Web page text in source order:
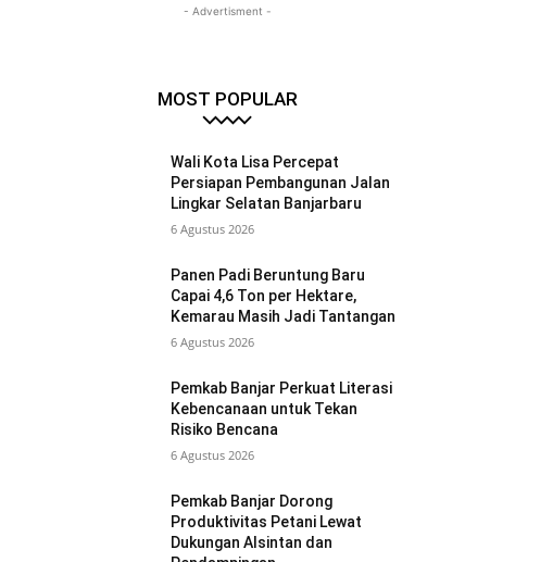
- Advertisment -
MOST POPULAR
Wali Kota Lisa Percepat
Persiapan Pembangunan Jalan
Lingkar Selatan Banjarbaru
6 Agustus 2026
Panen Padi Beruntung Baru
Capai 4,6 Ton per Hektare,
Kemarau Masih Jadi Tantangan
6 Agustus 2026
Pemkab Banjar Perkuat Literasi
Kebencanaan untuk Tekan
Risiko Bencana
6 Agustus 2026
Pemkab Banjar Dorong
Produktivitas Petani Lewat
Dukungan Alsintan dan